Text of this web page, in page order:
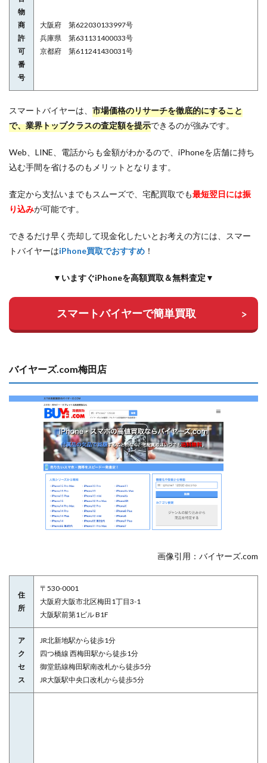
物
商
許
可
番
号
大阪府 第622030133997号
兵庫県 第631131400033号
京都府 第611241430031号
スマートバイヤーは、 市場価格のリサーチを徹底的にすること
で、業界トップクラスの査定額を提示できるのが強みです。
Web、LINE、電話からも金額がわかるので、iPhoneを店舗に持ち
込む手間を省けるのもメリットとなります。
査定から支払いまでもスムーズで、宅配買取でも最短翌日には振
り込みが可能です。
できるだけ早く売却して現金化したいとお考えの方には、スマー
トバイヤーはiPhone買取でおすすめ ！
▼いますぐiPhoneを高額買取＆無料査定▼
スマートバイヤーで簡単買取
バイヤーズ.com梅田店
画像引用：バイヤーズ.com
住
所
〒530-0001
大阪府大阪市北区梅田1丁目3-1
大阪駅前第1ビル B1F
ア
ク
セ
ス
JR北新地駅から徒歩1分
四つ橋線 西梅田駅から徒歩1分
御堂筋線梅田駅南改札から徒歩5分
JR大阪駅中央口改札から徒歩5分